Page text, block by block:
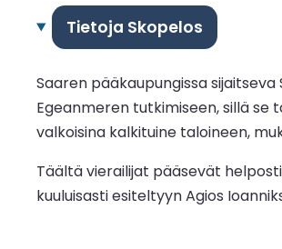
Tietoja Skopelos
Saaren pääkaupungissa
Egeanmeren tutkimiseen, sillä se
valkoisina kalkituine taloineen,
Täältä vierailijat pääsevät
kuuluisasti esiteltyyn Agios